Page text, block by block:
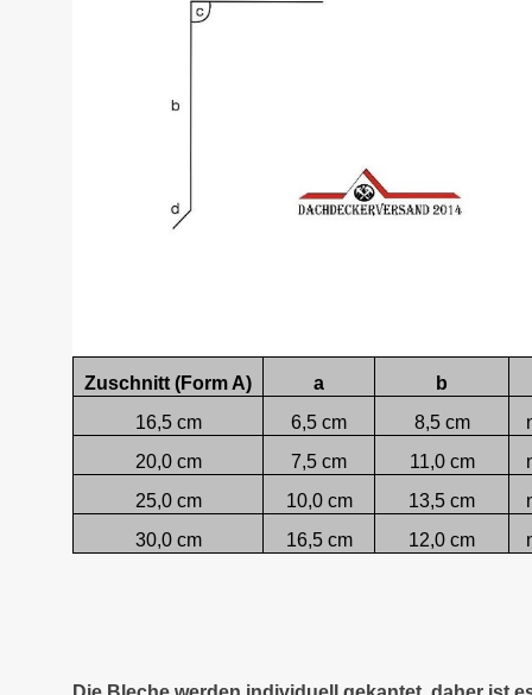
Zuschnitt (Form A) a b
16,5 cm
6,5 cm 8,5 cm
20,0 cm
7,5 cm 11,0 cm
25,0 cm
10,0 cm 13,5 cm
30,0 cm
16,5 cm 12,0 cm